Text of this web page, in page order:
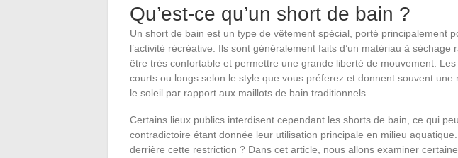
Qu’est-ce qu’un short de bain ?
Un short de bain est un type de vêtement spécial, porté principalement
l’activité récréative. Ils sont généralement faits d’un matériau à séchage
être très confortable et permettre une grande liberté de mouvement.
courts ou longs selon le style que vous préferez et donnent souvent une
le soleil par rapport aux maillots de bain traditionnels.
Certains lieux publics interdisent cependant les shorts de bain, ce qui
contradictoire étant donnée leur utilisation principale en milieu
derrière cette restriction ? Dans cet article, nous allons examiner